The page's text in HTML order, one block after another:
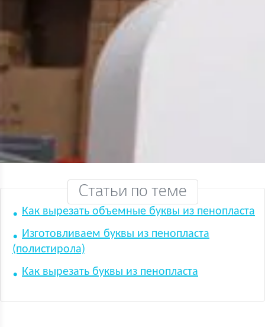
Статьи по теме
Как вырезать объемные буквы из пенопласта
Изготовливаем буквы из пенопласта
(полистирола)
Как вырезать буквы из пенопласта